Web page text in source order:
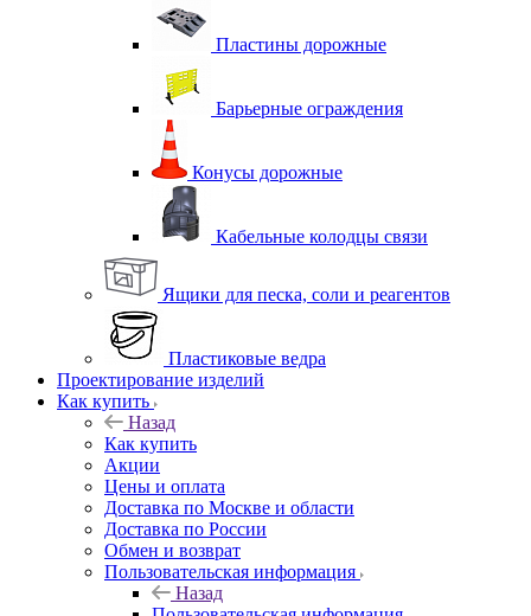
Пластины дорожные
Барьерные ограждения
Конусы дорожные
Кабельные колодцы связи
Ящики для песка, соли и реагентов
Пластиковые ведра
Проектирование изделий
Как купить
Назад
Как купить
Акции
Цены и оплата
Доставка по Москве и области
Доставка по России
Обмен и возврат
Пользовательская информация
Назад